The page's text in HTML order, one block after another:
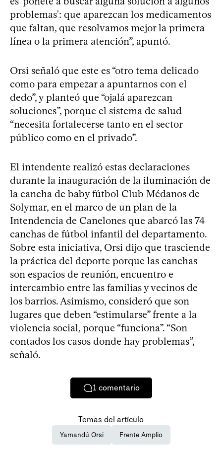
problemas': que aparezcan los medicamentos
que faltan, que resolvamos mejor la primera
línea o la primera atención”, apuntó.
Orsi señaló que este es “otro tema delicado
como para empezar a apuntarnos con el
dedo”, y planteó que “ojalá aparezcan
soluciones”, porque el sistema de salud
“necesita fortalecerse tanto en el sector
público como en el privado”.
El intendente realizó estas declaraciones
durante la inauguración de la iluminación de
la cancha de baby fútbol Club Médanos de
Solymar, en el marco de un plan de la
Intendencia de Canelones que abarcó las 74
canchas de fútbol infantil del departamento.
Sobre esta iniciativa, Orsi dijo que trasciende
la práctica del deporte porque las canchas
son espacios de reunión, encuentro e
intercambio entre las familias y vecinos de
los barrios. Asimismo, consideró que son
lugares que deben “estimularse” frente a la
violencia social, porque “funciona”. “Son
contados los casos donde hay problemas”,
señaló.
1 comentario
Temas del artículo
Yamandú Orsi Frente Amplio